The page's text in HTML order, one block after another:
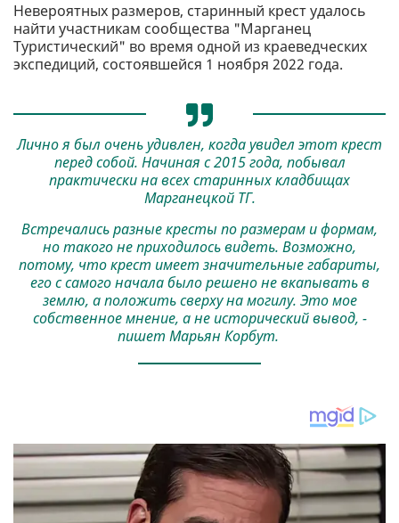
Невероятных размеров, старинный крест удалось
найти участникам сообщества "Марганец
Туристический" во время одной из краеведческих
экспедиций, состоявшейся 1 ноября 2022 года.
Лично я был очень удивлен, когда увидел этот крест
перед собой. Начиная с 2015 года, побывал
практически на всех старинных кладбищах
Марганецкой ТГ.
Встречались разные кресты по размерам и формам,
но такого не приходилось видеть. Возможно,
потому, что крест имеет значительные габариты,
его с самого начала было решено не вкапывать в
землю, а положить сверху на могилу. Это мое
собственное мнение, а не исторический вывод, -
пишет Марьян Корбут.